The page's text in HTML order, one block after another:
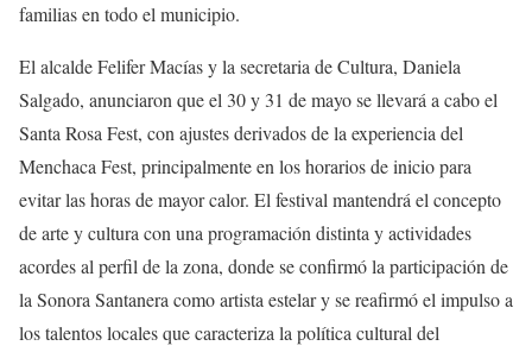
familias en todo el municipio.
El alcalde Felifer Macías y la secretaria de Cultura, Daniela
Salgado, anunciaron que el 30 y 31 de mayo se llevará a cabo el
Santa Rosa Fest, con ajustes derivados de la experiencia del
Menchaca Fest, principalmente en los horarios de inicio para
evitar las horas de mayor calor. El festival mantendrá el concepto
de arte y cultura con una programación distinta y actividades
acordes al perfil de la zona, donde se confirmó la participación de
la Sonora Santanera como artista estelar y se reafirmó el impulso a
los talentos locales que caracteriza la política cultural del